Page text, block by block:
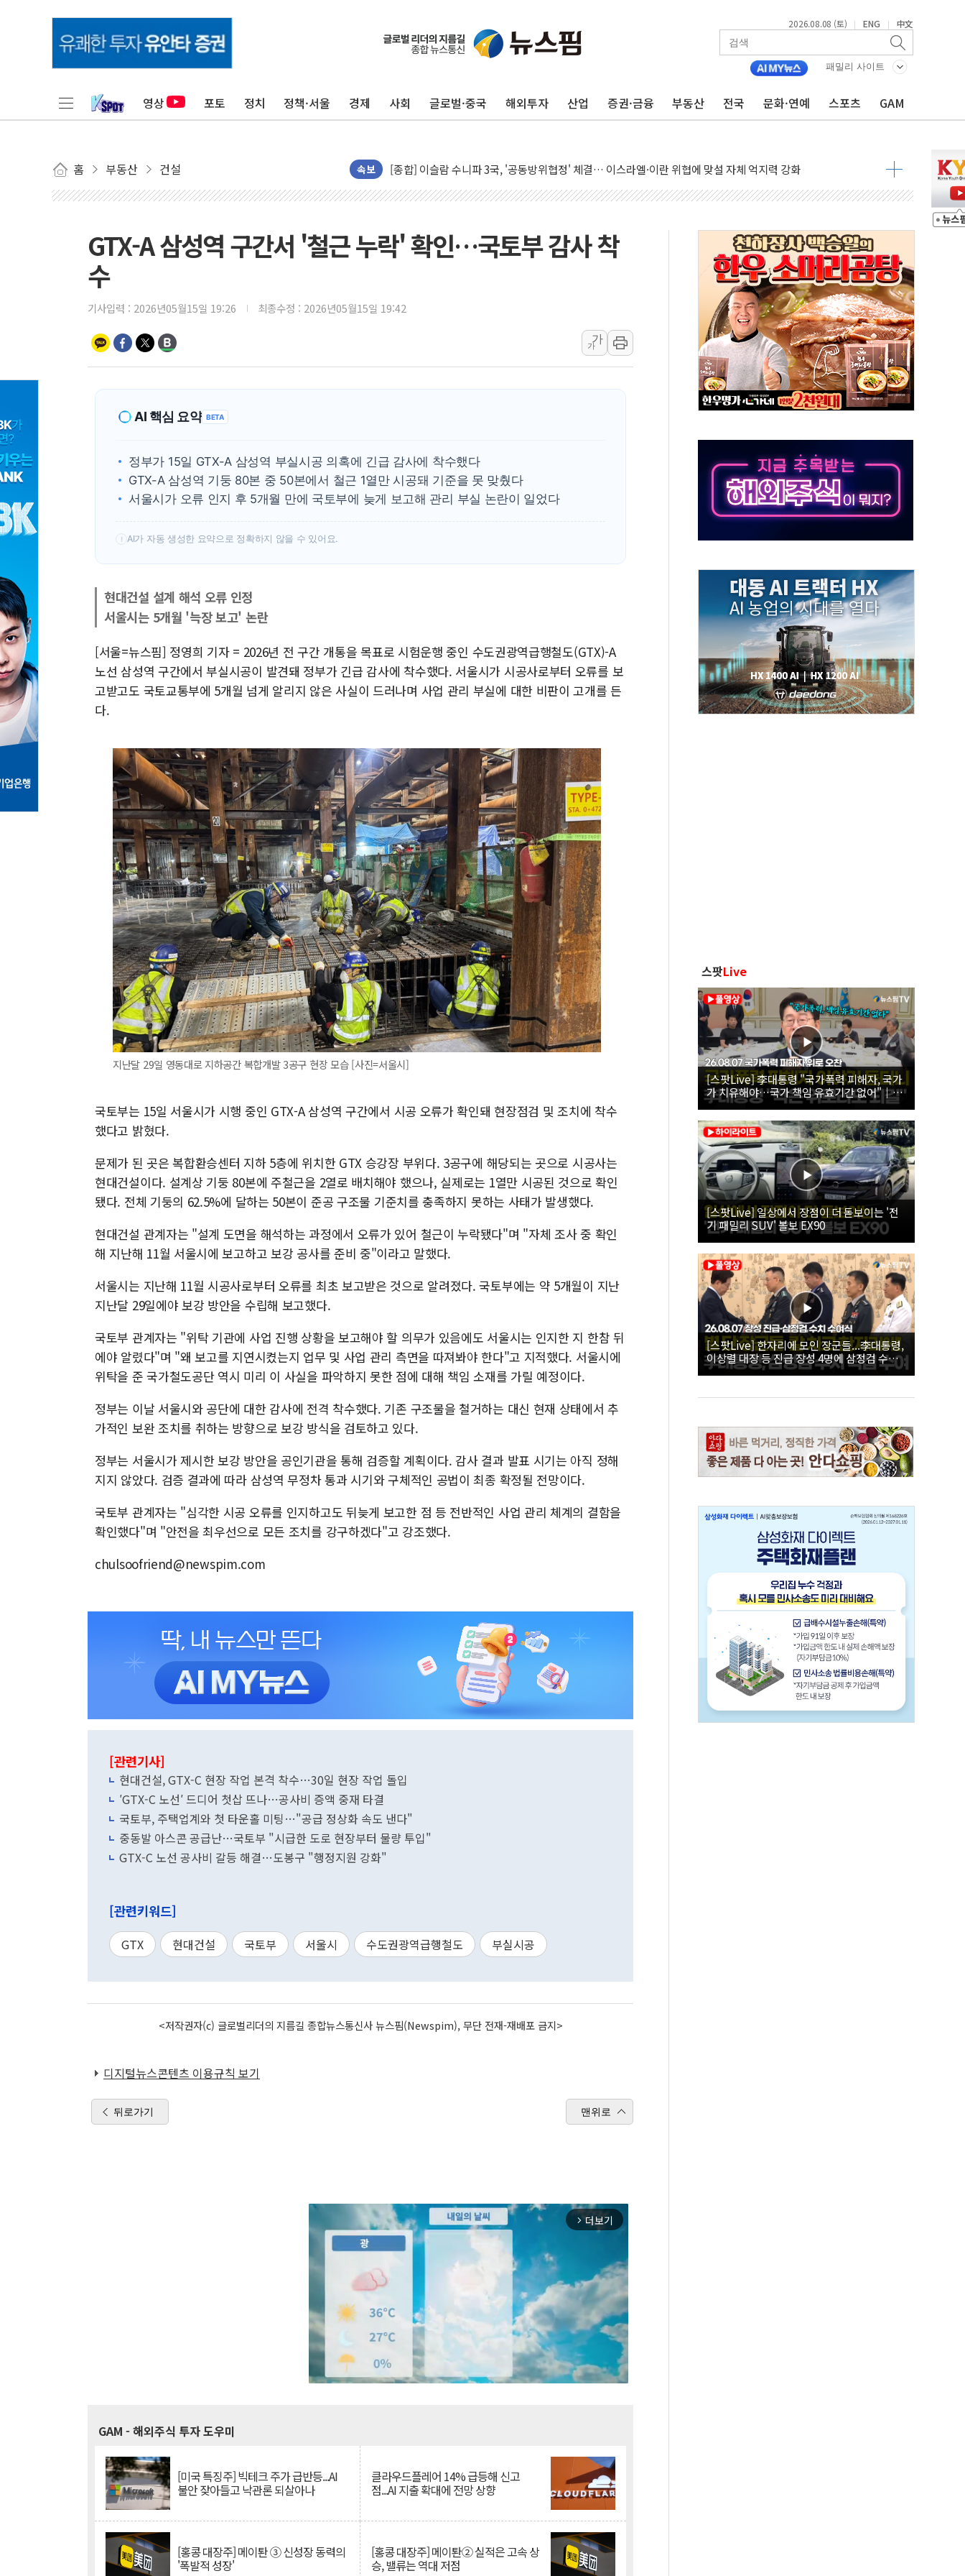
2026.08.08 (토) | ENG | 中文
패밀리 사이트
영상 포토 정치 정책·서울 경제 사회 글로벌·중국 해외투자 산업 증권·금융 부동산 전국 문화·연예 스포츠 GAM
홈 부동산 건설 속보
유럽증시, 美 고용 예상 밖 부진에 연준 금리 인상 가능성 낮아지며 상승… STOXX 600 지수는 나흘 연속 최고치
미 연준 매파 기세 꺾이나…고용 감소에 9월 동결 전망 우세
트럼프, 백신·자폐증 행정명령 검토…"이르면 다음 주"
美 항소법원, 백악관 무도회장 공사 중단 명령…트럼프 제동
美 고용 쇼크에 엔화 장중 급등…시장은 "또 개입했나" 촉각
[AI MY 뉴스] 뉴욕 반도체주 프리뷰...美 고용 쇼크에 반도체주 '활짝'
뉴욕증시 프리뷰, 美 고용 쇼크에 금리 인상 우려 후퇴…나스닥 선물 1%대 상승
뉴욕증시 개장 전 특징주...아틀라시안·클라우드플레어·태양광주↑ VS 트레이드데스크·웬디스↓
보훈부, 미 DPAA와 MOU… "6·25 미군 실종자 7359명 끝까지 찾겠다"
트럼프, 中 겨냥 폴리실리콘 관세 15% 부과…美 태양광주 급등
[사진] 빈살만과 에르도안의 만남
GTX-A 삼성역 구간서 '철근 누락' 확인…국토부 감사 착
수
기사입력 : 2026년05월15일 19:26 최종수정 : 2026년05월15일 19:42
가
가
AI 핵심 요약 BETA
정부가 15일 GTX-A 삼성역 부실시공 의혹에 긴급 감사에 착수했다
GTX-A 삼성역 기둥 80본 중 50본에서 철근 1열만 시공돼 기준을 못 맞췄다
서울시가 오류 인지 후 5개월 만에 국토부에 늦게 보고해 관리 부실 논란이 일었다
! AI가 자동 생성한 요약으로 정확하지 않을 수 있어요.
현대건설 설계 해석 오류 인정
서울시는 5개월 '늑장 보고' 논란
[서울=뉴스핌] 정영희 기자 = 2026년 전 구간 개통을 목표로 시험운행 중인 수도권광역급행철도(GTX)-A
노선 삼성역 구간에서 부실시공이 발견돼 정부가 긴급 감사에 착수했다. 서울시가 시공사로부터 오류를 보
고받고도 국토교통부에 5개월 넘게 알리지 않은 사실이 드러나며 사업 관리 부실에 대한 비판이 고개를 든
다.
지난달 29일 영동대로 지하공간 복합개발 3공구 현장 모습 [사진=서울시]
국토부는 15일 서울시가 시행 중인 GTX-A 삼성역 구간에서 시공 오류가 확인돼 현장점검 및 조치에 착수
했다고 밝혔다.
문제가 된 곳은 복합환승센터 지하 5층에 위치한 GTX 승강장 부위다. 3공구에 해당되는 곳으로 시공사는
현대건설이다. 설계상 기둥 80본에 주철근을 2열로 배치해야 했으나, 실제로는 1열만 시공된 것으로 확인
됐다. 전체 기둥의 62.5%에 달하는 50본이 준공 구조물 기준치를 충족하지 못하는 사태가 발생했다.
현대건설 관계자는 "설계 도면을 해석하는 과정에서 오류가 있어 철근이 누락됐다"며 "자체 조사 중 확인
해 지난해 11월 서울시에 보고하고 보강 공사를 준비 중"이라고 말했다.
서울시는 지난해 11월 시공사로부터 오류를 최초 보고받은 것으로 알려졌다. 국토부에는 약 5개월이 지난
지난달 29일에야 보강 방안을 수립해 보고했다.
국토부 관계자는 "위탁 기관에 사업 진행 상황을 보고해야 할 의무가 있음에도 서울시는 인지한 지 한참 뒤
에야 알렸다"며 "왜 보고를 지연시켰는지 업무 및 사업 관리 측면을 따져봐야 한다"고 지적했다. 서울시에
위탁을 준 국가철도공단 역시 미리 이 사실을 파악하지 못한 점에 대해 책임 소재를 가릴 예정이다.
정부는 이날 서울시와 공단에 대한 감사에 전격 착수했다. 기존 구조물을 철거하는 대신 현재 상태에서 추
가적인 보완 조치를 취하는 방향으로 보강 방식을 검토하고 있다.
정부는 서울시가 제시한 보강 방안을 공인기관을 통해 검증할 계획이다. 감사 결과 발표 시기는 아직 정해
지지 않았다. 검증 결과에 따라 삼성역 무정차 통과 시기와 구체적인 공법이 최종 확정될 전망이다.
국토부 관계자는 "심각한 시공 오류를 인지하고도 뒤늦게 보고한 점 등 전반적인 사업 관리 체계의 결함을
확인했다"며 "안전을 최우선으로 모든 조치를 강구하겠다"고 강조했다.
chulsoofriend@newspim.com
[관련기사]
현대건설, GTX-C 현장 작업 본격 착수…30일 현장 작업 돌입
′GTX-C 노선′ 드디어 첫삽 뜨나…공사비 증액 중재 타결
국토부, 주택업계와 첫 타운홀 미팅…"공급 정상화 속도 낸다"
중동발 아스콘 공급난…국토부 "시급한 도로 현장부터 물량 투입"
GTX-C 노선 공사비 갈등 해결…도봉구 "행정지원 강화"
[관련키워드]
GTX 현대건설 국토부 서울시 수도권광역급행철도 부실시공
<저작권자(c) 글로벌리더의 지름길 종합뉴스통신사 뉴스핌(Newspim), 무단 전재-재배포 금지>
디지털뉴스콘텐츠 이용규칙 보기
뒤로가기 맨위로
arrow_forward_ios 더보기
GAM - 해외주식 투자 도우미
[미국 특징주] 빅테크 주가 급반등...AI
불안 잦아들고 낙관론 되살아나
클라우드플레어 14% 급등해 신고
점...AI 지출 확대에 전망 상향
[홍콩 대장주] 메이퇀 ③ 신성장 동력의
'폭발적 성장'
[홍콩 대장주] 메이퇀② 실적은 고속 상
승, 밸류는 역대 저점
스팟Live
[스팟Live] 李대통령 "국가폭력 피해자, 국가
가 치유해야…국가 책임 유효기간 없어"｜
26.08.07 국가폭력 피해자 위로 오찬
[스팟Live] 일상에서 장점이 더 돋보이는 '전
기 패밀리 SUV' 볼보 EX90
[스팟Live] 한자리에 모인 장군들...李대통령,
이상렬 대장 등 진급 장성 4명에 삼정검 수치
직접 수여｜26.08.07 장성 진급·삼정검 수치